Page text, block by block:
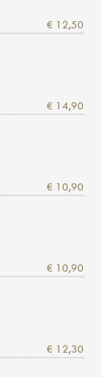
€ 12,50
€ 14,90
€ 10,90
€ 10,90
€ 12,30